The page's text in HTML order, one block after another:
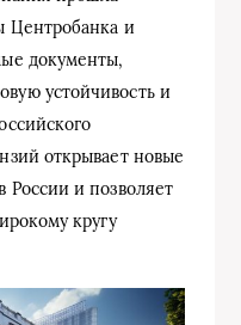
Центробанка и
документы,
устойчивость и
открывает новые
и позволяет
кругу